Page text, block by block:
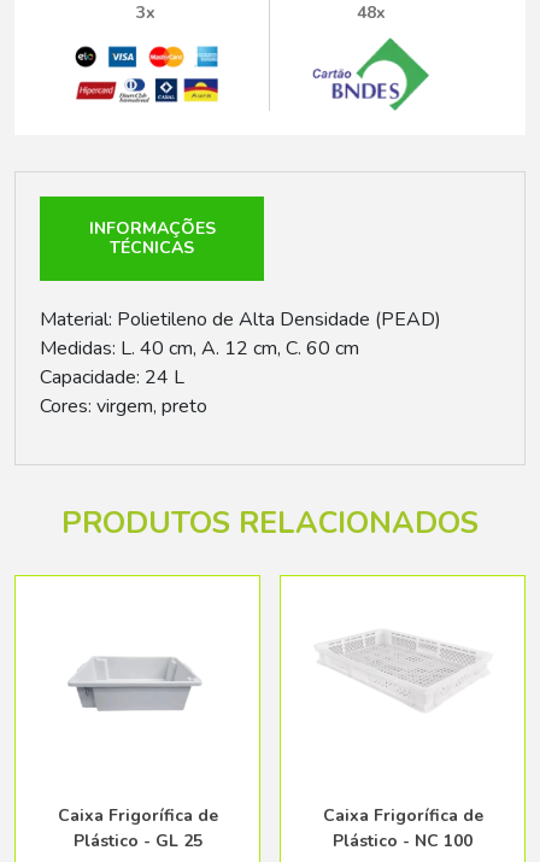
3x
48x
INFORMAÇÕES
TÉCNICAS
Material: Polietileno de Alta Densidade (PEAD)
Medidas: L. 40 cm, A. 12 cm, C. 60 cm
Capacidade: 24 L
Cores: virgem, preto
PRODUTOS RELACIONADOS
Caixa Frigorífica de
Plástico - GL 25
Caixa Frigorífica de
Plástico - NC 100